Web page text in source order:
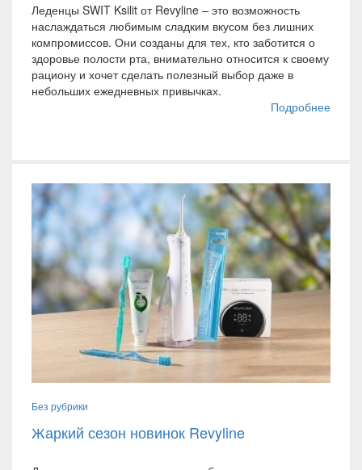
Леденцы SWIT Ksilit от Revyline – это возможность
наслаждаться любимым сладким вкусом без лишних
компромиссов. Они созданы для тех, кто заботится о
здоровье полости рта, внимательно относится к своему
рациону и хочет сделать полезный выбор даже в
небольших ежедневных привычках.
Подробнее
Без рубрики
Жаркий сезон новинок Revyline